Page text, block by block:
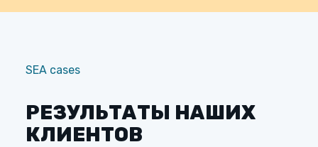
SEA cases
РЕЗУЛЬТАТЫ НАШИХ
КЛИЕНТОВ